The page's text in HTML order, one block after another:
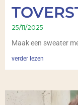
25/11/2025
Maak een sweater
verder lezen